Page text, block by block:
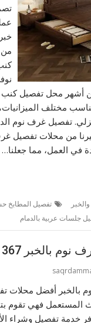
أشهر محل تفصيل
مختلف
تفصيل غرف نوم
من محلات تفصيل
في العمل، مما جعلنا…
تفصيل المطابخ
جلسات عربية بالدمام
0563791367
بالخبر أفضل محلات
المستعمل فهي تقوم
خدمة تفصيل وشراء